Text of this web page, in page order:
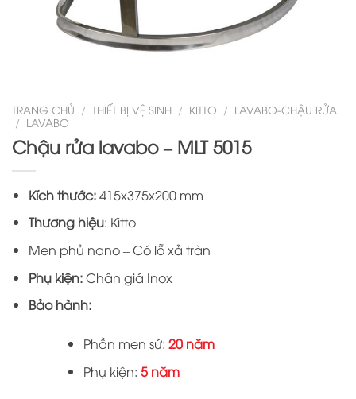
TRANG CHỦ / THIẾT BỊ VỆ SINH / KITTO / LAVABO-CHẬU RỬA
/ LAVABO
Chậu rửa lavabo – MLT 5015
Kích thước:415x375x200 mm
Thương hiệu: Kitto
Men phủ nano – Có lỗ xả tràn
Phụ kiện:Chân giá Inox
Bảo hành:
Phần men sứ: 20 năm
Phụ kiện: 5 năm